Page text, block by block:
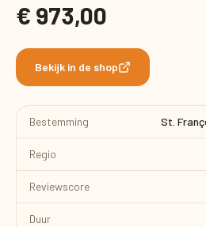
€ 973,00
Bekijk in de shop
Bestemming St.
Regio
Reviewscore
Duur